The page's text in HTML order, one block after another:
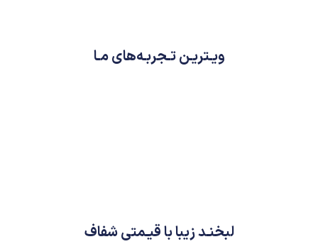
ویـتریـن تـجربـه‌های مـا
لبخنـد زیبا با قیـمتی شفاف